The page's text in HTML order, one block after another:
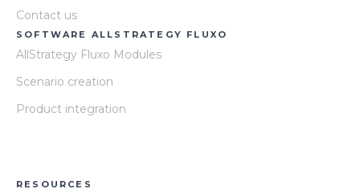
Contact us
SOFTWARE ALLSTRATEGY FLUXO
AllStrategy Fluxo Modules
Scenario creation
Product integration
RESOURCES